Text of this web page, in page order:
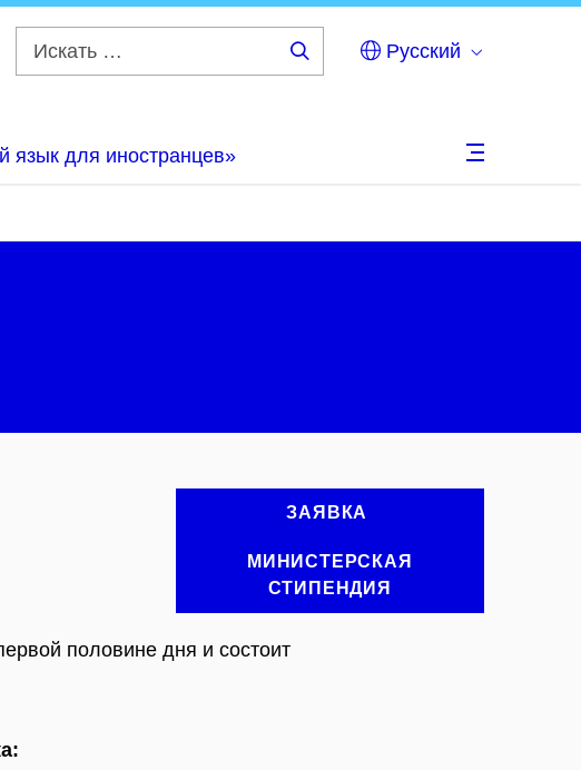
Русский
язык для иностранцев»
ЗАЯВКА
МИНИСТЕРСКАЯ
СТИПЕНДИЯ
половине дня и состоит